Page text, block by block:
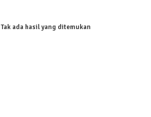
Tak ada hasil yang ditemukan